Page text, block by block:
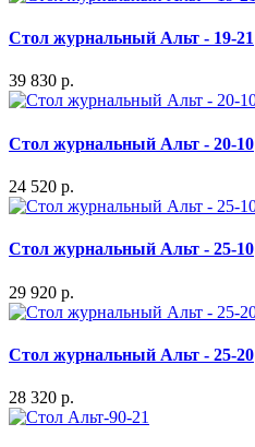
Стол журнальный Альт - 19-21
39 830 р.
Стол журнальный Альт - 20-10
24 520 р.
Стол журнальный Альт - 25-10
29 920 р.
Стол журнальный Альт - 25-20
28 320 р.